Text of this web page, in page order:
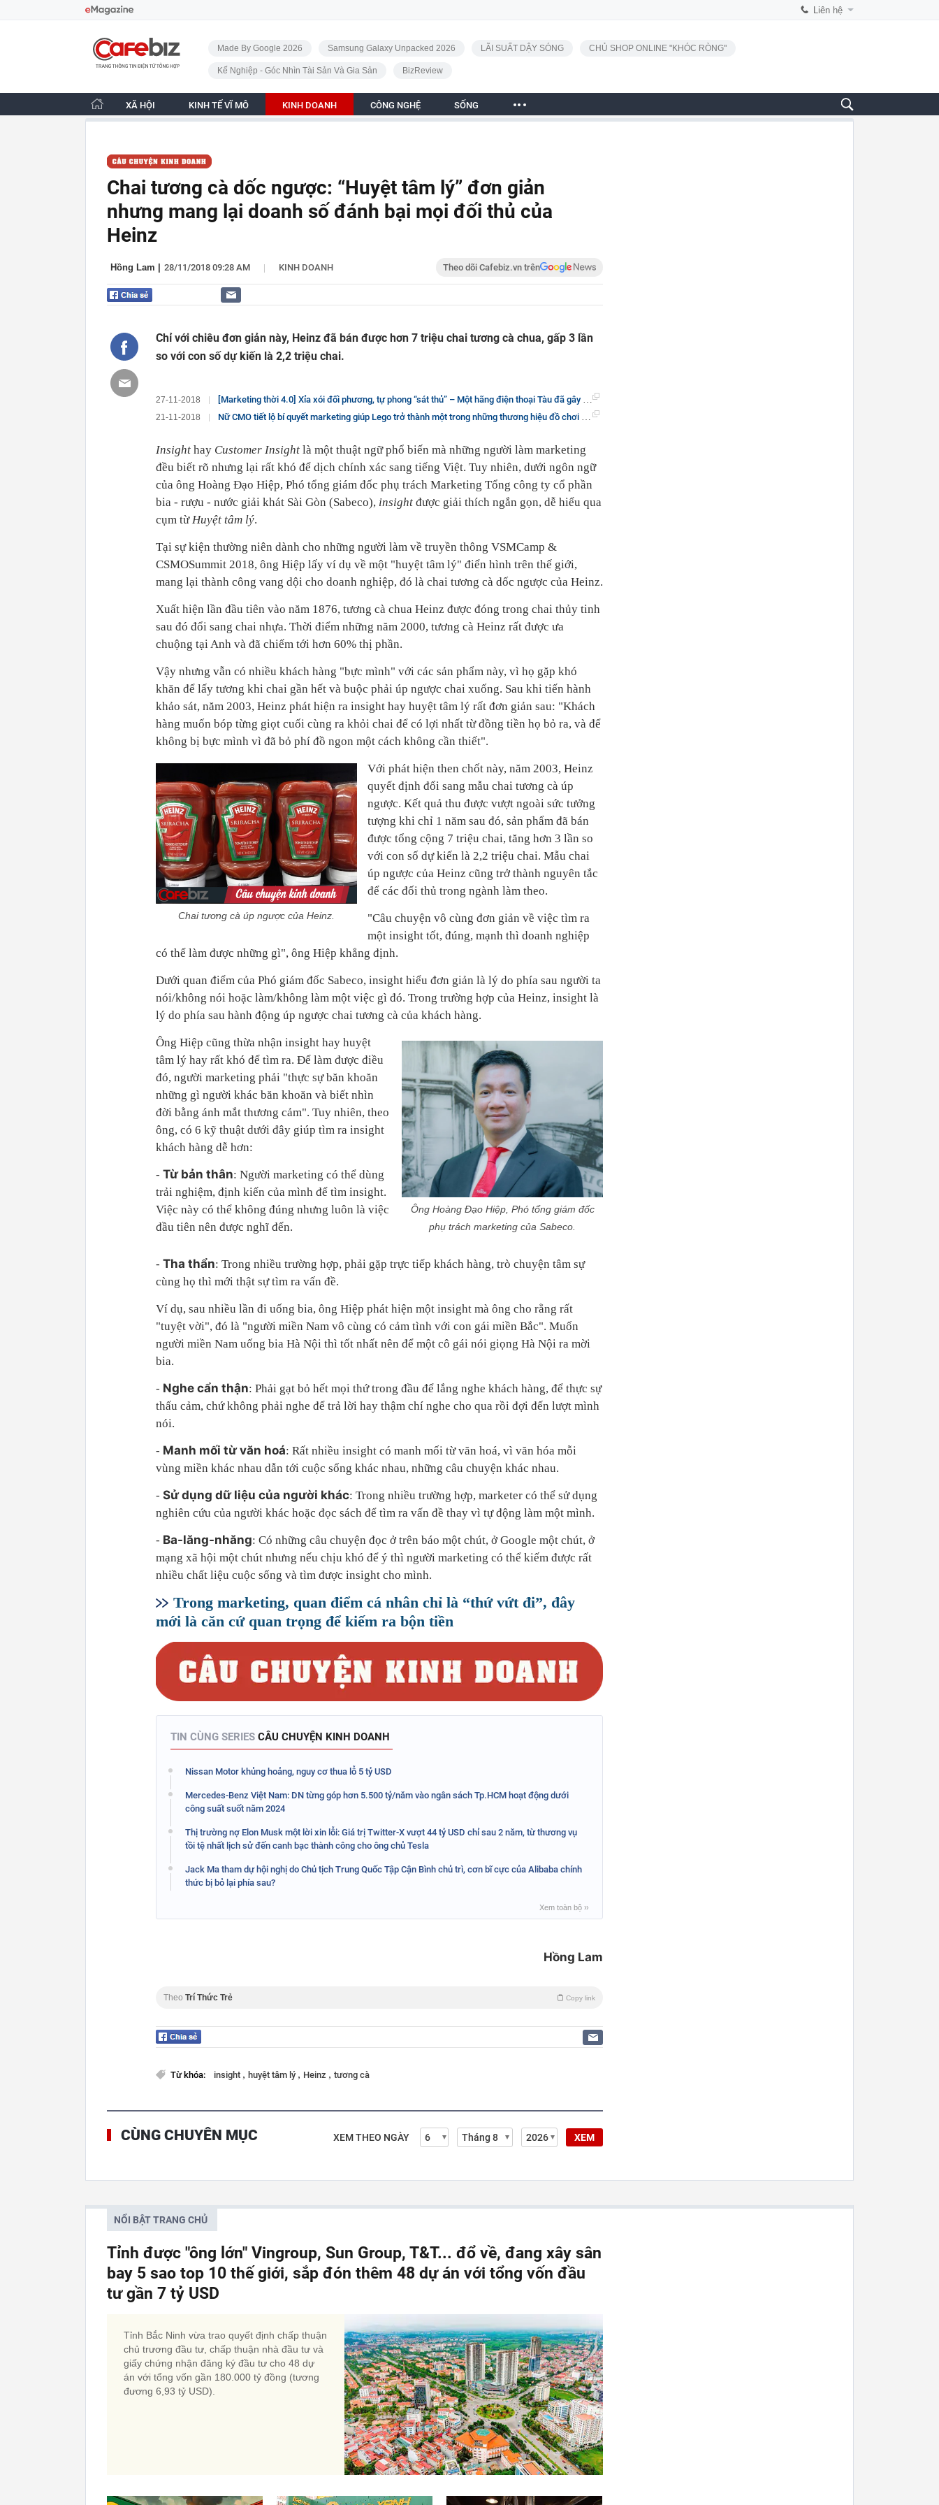
Liên hệ
CafeBiz - Trang chủ
Made By Google 2026 Samsung Galaxy Unpacked 2026 LÃI SUẤT DẬY SÓNG CHỦ SHOP ONLINE "KHÓC RÒNG"
Kế Nghiệp - Góc Nhìn Tài Sản Và Gia Sản BizReview
XÃ HỘI KINH TẾ VĨ MÔ KINH DOANH CÔNG NGHỆ SỐNG
Chai tương cà dốc ngược: “Huyệt tâm lý” đơn giản
nhưng mang lại doanh số đánh bại mọi đối thủ của
Heinz
Hồng Lam 28/11/2018 09:28 AM | KINH DOANH Theo dõi Cafebiz.vn trên
Chỉ với chiêu đơn giản này, Heinz đã bán được hơn 7 triệu chai tương cà chua, gấp 3 lần
so với con số dự kiến là 2,2 triệu chai.
27-11-2018 [Marketing thời 4.0] Xỉa xói đối phương, tự phong “sát thủ” – Một hãng điện thoại Tàu đã gây bão toàn cầu với chiến dịch “marketing du kích” có 1-0-2
21-11-2018 Nữ CMO tiết lộ bí quyết marketing giúp Lego trở thành một trong những thương hiệu đồ chơi được ưa chuộng nhất thế giới
Insight hay Customer Insight là một thuật ngữ phổ biến mà những người làm marketing
đều biết rõ nhưng lại rất khó để dịch chính xác sang tiếng Việt. Tuy nhiên, dưới ngôn ngữ
của ông Hoàng Đạo Hiệp, Phó tổng giám đốc phụ trách Marketing Tổng công ty cổ phần
bia - rượu - nước giải khát Sài Gòn (Sabeco), insight được giải thích ngắn gọn, dễ hiểu qua
cụm từHuyệt tâm lý.
Tại sự kiện thường niên dành cho những người làm về truyền thông VSMCamp &
CSMOSummit 2018, ông Hiệp lấy ví dụ về một "huyệt tâm lý" điển hình trên thế giới,
mang lại thành công vang dội cho doanh nghiệp, đó là chai tương cà dốc ngược của Heinz.
Xuất hiện lần đầu tiên vào năm 1876, tương cà chua Heinz được đóng trong chai thủy tinh
sau đó đổi sang chai nhựa. Thời điểm những năm 2000, tương cà Heinz rất được ưa
chuộng tại Anh và đã chiếm tới hơn 60% thị phần.
Vậy nhưng vẫn có nhiều khách hàng "bực mình" với các sản phẩm này, vì họ gặp khó
khăn để lấy tương khi chai gần hết và buộc phải úp ngược chai xuống. Sau khi tiến hành
khảo sát, năm 2003, Heinz phát hiện ra insight hay huyệt tâm lý rất đơn giản sau: "Khách
hàng muốn bóp từng giọt cuối cùng ra khỏi chai để có lợi nhất từ đồng tiền họ bỏ ra, và để
không bị bực mình vì đã bỏ phí đồ ngon một cách không cần thiết".
Chai tương cà úp ngược của Heinz.
Với phát hiện then chốt này, năm 2003, Heinz
quyết định đổi sang mẫu chai tương cà úp
ngược. Kết quả thu được vượt ngoài sức tưởng
tượng khi chỉ 1 năm sau đó, sản phẩm đã bán
được tổng cộng 7 triệu chai, tăng hơn 3 lần so
với con số dự kiến là 2,2 triệu chai. Mẫu chai
úp ngược của Heinz cũng trở thành nguyên tắc
để các đối thủ trong ngành làm theo.
"Câu chuyện vô cùng đơn giản về việc tìm ra
một insight tốt, đúng, mạnh thì doanh nghiệp
có thể làm được những gì", ông Hiệp khẳng định.
Dưới quan điểm của Phó giám đốc Sabeco, insight hiểu đơn giản là lý do phía sau người ta
nói/không nói hoặc làm/không làm một việc gì đó. Trong trường hợp của Heinz, insight là
lý do phía sau hành động úp ngược chai tương cà của khách hàng.
Ông Hoàng Đạo Hiệp, Phó tổng giám đốc
phụ trách marketing của Sabeco.
Ông Hiệp cũng thừa nhận insight hay huyệt
tâm lý hay rất khó để tìm ra. Để làm được điều
đó, người marketing phải "thực sự băn khoăn
những gì người khác băn khoăn và biết nhìn
đời bằng ánh mắt thương cảm". Tuy nhiên, theo
ông, có 6 kỹ thuật dưới đây giúp tìm ra insight
khách hàng dễ hơn:
- Từ bản thân: Người marketing có thể dùng
trải nghiệm, định kiến của mình để tìm insight.
Việc này có thể không đúng nhưng luôn là việc
đầu tiên nên được nghĩ đến.
- Tha thẩn: Trong nhiều trường hợp, phải gặp trực tiếp khách hàng, trò chuyện tâm sự
cùng họ thì mới thật sự tìm ra vấn đề.
Ví dụ, sau nhiều lần đi uống bia, ông Hiệp phát hiện một insight mà ông cho rằng rất
"tuyệt vời", đó là "người miền Nam vô cùng có cảm tình với con gái miền Bắc". Muốn
người miền Nam uống bia Hà Nội thì tốt nhất nên để một cô gái nói giọng Hà Nội ra mời
bia.
- Nghe cẩn thận: Phải gạt bỏ hết mọi thứ trong đầu để lắng nghe khách hàng, để thực sự
thấu cảm, chứ không phải nghe để trả lời hay thậm chí nghe cho qua rồi đợi đến lượt mình
nói.
- Manh mối từ văn hoá: Rất nhiều insight có manh mối từ văn hoá, vì văn hóa mỗi
vùng miền khác nhau dẫn tới cuộc sống khác nhau, những câu chuyện khác nhau.
- Sử dụng dữ liệu của người khác: Trong nhiều trường hợp, marketer có thể sử dụng
nghiên cứu của người khác hoặc đọc sách để tìm ra vấn đề thay vì tự động làm một mình.
- Ba-lăng-nhăng: Có những câu chuyện đọc ở trên báo một chút, ở Google một chút, ở
mạng xã hội một chút nhưng nếu chịu khó để ý thì người marketing có thể kiếm được rất
nhiều chất liệu cuộc sống và tìm được insight cho mình.
Trong marketing, quan điểm cá nhân chỉ là “thứ vứt đi”, đây
mới là căn cứ quan trọng để kiếm ra bộn tiền
TIN CÙNG SERIES CÂU CHUYỆN KINH DOANH
Nissan Motor khủng hoảng, nguy cơ thua lỗ 5 tỷ USD
Mercedes-Benz Việt Nam: DN từng góp hơn 5.500 tỷ/năm vào ngân sách Tp.HCM hoạt động dưới
công suất suốt năm 2024
Thị trường nợ Elon Musk một lời xin lỗi: Giá trị Twitter-X vượt 44 tỷ USD chỉ sau 2 năm, từ thương vụ
tồi tệ nhất lịch sử đến canh bạc thành công cho ông chủ Tesla
Jack Ma tham dự hội nghị do Chủ tịch Trung Quốc Tập Cận Bình chủ trì, cơn bĩ cực của Alibaba chính
thức bị bỏ lại phía sau?
Xem toàn bộ ››
Hồng Lam
Theo Trí Thức Trẻ Copy link
Từ khóa: insight , huyệt tâm lý , Heinz , tương cà
CÙNG CHUYÊN MỤC XEM THEO NGÀY XEM
NỔI BẬT TRANG CHỦ
Tỉnh được "ông lớn" Vingroup, Sun Group, T&T... đổ về, đang xây sân
bay 5 sao top 10 thế giới, sắp đón thêm 48 dự án với tổng vốn đầu
tư gần 7 tỷ USD
Tỉnh Bắc Ninh vừa trao quyết định chấp thuận
chủ trương đầu tư, chấp thuận nhà đầu tư và
giấy chứng nhận đăng ký đầu tư cho 48 dự
án với tổng vốn gần 180.000 tỷ đồng (tương
đương 6,93 tỷ USD).